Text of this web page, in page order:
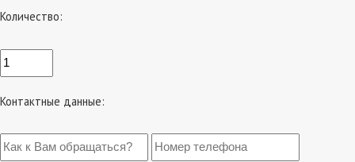
Количество:
Контактные данные: